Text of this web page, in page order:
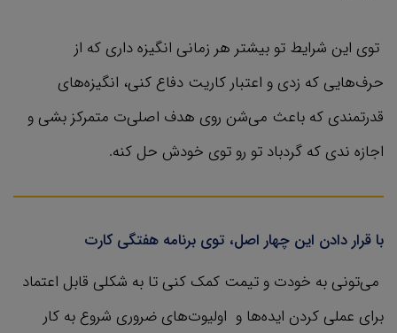
توی این شرایط تو بیشتر هر زمانی انگیزه داری که از
حرف‌هایی که زدی و اعتبار کاریت دفاع کنی، انگیزه‌های
قدرتمندی که باعث می‌شن روی هدف اصلی‌ت متمرکز بشی و
اجازه ندی که گردباد تو رو توی خودش حل کنه.
با قرار دادن این چهار اصل، توی برنامه هفتگی کارت
می‌تونی به خودت و تیمت کمک کنی تا به شکلی قابل اعتماد
برای عملی کردن ایده‌ها و اولیوت‌های ضروری شروع به کار